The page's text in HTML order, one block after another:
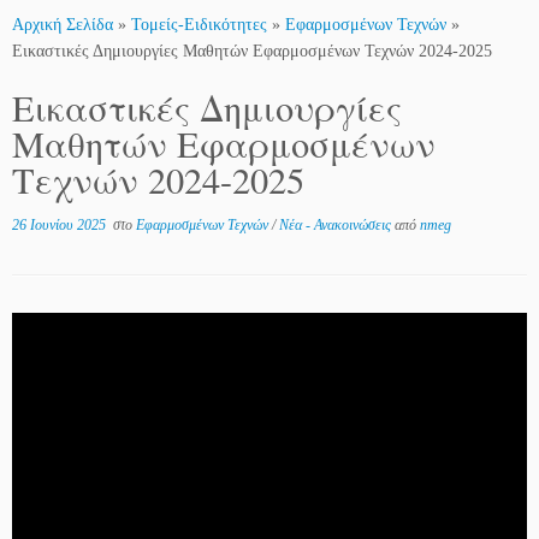
Αρχική Σελίδα » Τομείς-Ειδικότητες » Εφαρμοσμένων Τεχνών »
Εικαστικές Δημιουργίες Μαθητών Εφαρμοσμένων Τεχνών 2024-2025
Εικαστικές Δημιουργίες
Μαθητών Εφαρμοσμένων
Τεχνών 2024-2025
26 Ιουνίου 2025 στο Εφαρμοσμένων Τεχνών/Νέα - Ανακοινώσεις από nmeg